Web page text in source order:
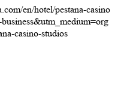
en/hotel/pestana-casino
casino-studios